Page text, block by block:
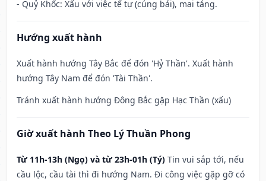
- Quỷ Khốc: Xấu với việc tế tự (cúng bái), mai táng.
Hướng xuất hành
Xuất hành hướng Tây Bắc để đón 'Hỷ Thần'. Xuất hành
hướng Tây Nam để đón 'Tài Thần'.
Tránh xuất hành hướng Đông Bắc gặp Hạc Thần (xấu)
Giờ xuất hành Theo Lý Thuần Phong
Từ 11h-13h (Ngọ) và từ 23h-01h (Tý) Tin vui sắp tới, nếu
cầu lộc, cầu tài thì đi hướng Nam. Đi công việc gặp gỡ có